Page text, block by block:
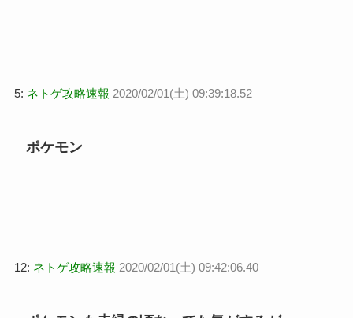
5: ネトゲ攻略速報 2020/02/01(土) 09:39:18.52
ポケモン
12: ネトゲ攻略速報 2020/02/01(土) 09:42:06.40